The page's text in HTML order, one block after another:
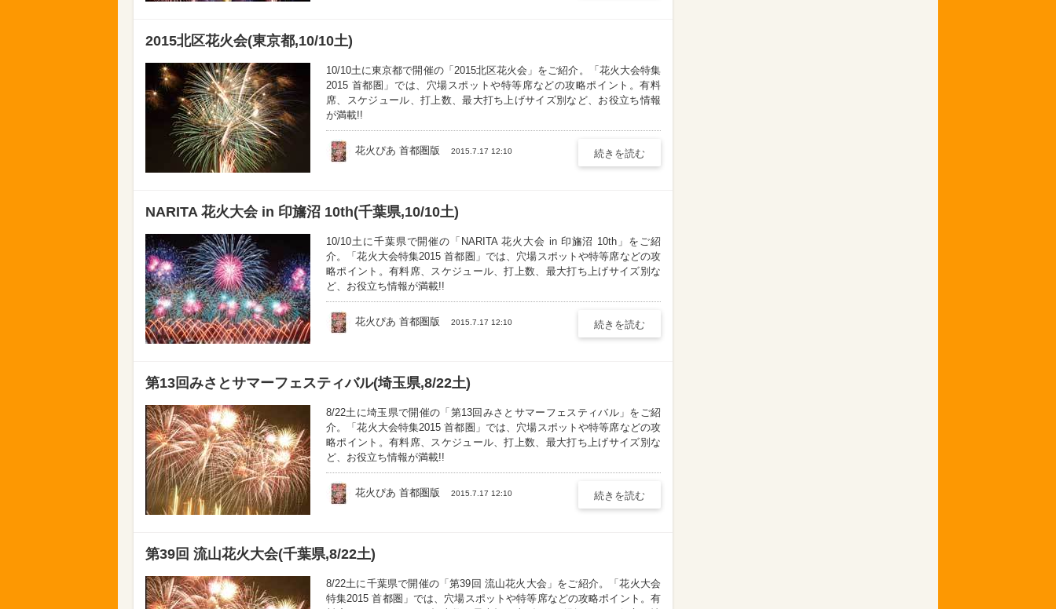
2015北区花火会(東京都,10/10土)
10/10土に東京都で開催の「2015北区花火会」をご紹介。「花火大会特集
2015 首都圏」では、穴場スポットや特等席などの攻略ポイント。有料
席、スケジュール、打上数、最大打ち上げサイズ別など、お役立ち情報
が満載!!
花火ぴあ 首都圏版 2015.7.17 12:10 続きを読む
NARITA 花火大会 in 印旛沼 10th(千葉県,10/10土)
10/10土に千葉県で開催の「NARITA 花火大会 in 印旛沼 10th」をご紹
介。「花火大会特集2015 首都圏」では、穴場スポットや特等席などの攻
略ポイント。有料席、スケジュール、打上数、最大打ち上げサイズ別な
ど、お役立ち情報が満載!!
花火ぴあ 首都圏版 2015.7.17 12:10 続きを読む
第13回みさとサマーフェスティバル(埼玉県,8/22土)
8/22土に埼玉県で開催の「第13回みさとサマーフェスティバル」をご紹
介。「花火大会特集2015 首都圏」では、穴場スポットや特等席などの攻
略ポイント。有料席、スケジュール、打上数、最大打ち上げサイズ別な
ど、お役立ち情報が満載!!
花火ぴあ 首都圏版 2015.7.17 12:10 続きを読む
第39回 流山花火大会(千葉県,8/22土)
8/22土に千葉県で開催の「第39回 流山花火大会」をご紹介。「花火大会
特集2015 首都圏」では、穴場スポットや特等席などの攻略ポイント。有